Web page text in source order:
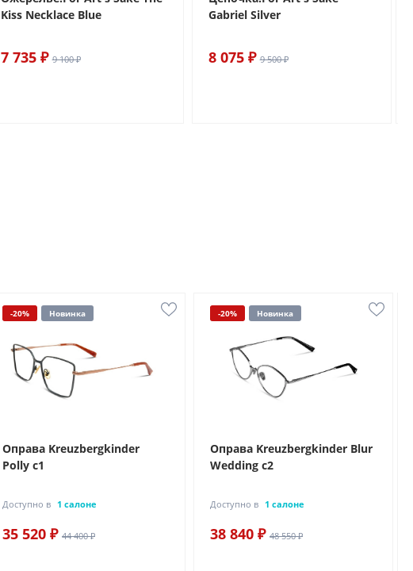
Kiss Necklace Blue
7 735 ₽ 9 100 ₽
Gabriel Silver
8 075 ₽ 9 500 ₽
-20% Новинка
Оправа Kreuzbergkinder
Polly c1
Доступно в 1 салоне
35 520 ₽ 44 400 ₽
-20% Новинка
Оправа Kreuzbergkinder Blur
Wedding c2
Доступно в 1 салоне
38 840 ₽ 48 550 ₽